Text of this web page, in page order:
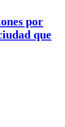
por
que